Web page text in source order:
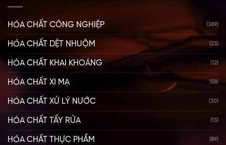
HÓA CHẤT CÔNG NGHIỆP (389)
HÓA CHẤT DỆT NHUỘM (23)
HÓA CHẤT KHAI KHOÁNG (12)
HÓA CHẤT XI MẠ (58)
HÓA CHẤT XỬ LÝ NƯỚC (30)
HÓA CHẤT TẨY RỬA (13)
HÓA CHẤT THỰC PHẨM (89)